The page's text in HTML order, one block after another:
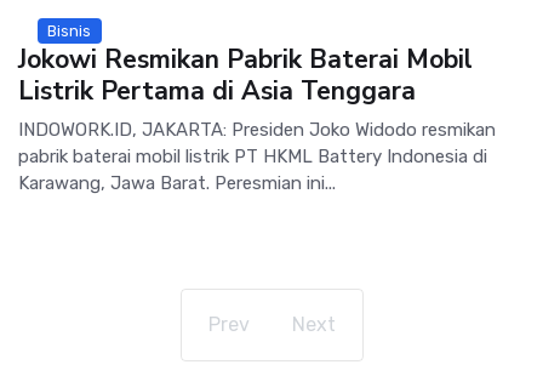
Bisnis
Jokowi Resmikan Pabrik Baterai Mobil
Listrik Pertama di Asia Tenggara
INDOWORK.ID, JAKARTA: Presiden Joko Widodo resmikan
pabrik baterai mobil listrik PT HKML Battery Indonesia di
Karawang, Jawa Barat. Peresmian ini...
Prev Next